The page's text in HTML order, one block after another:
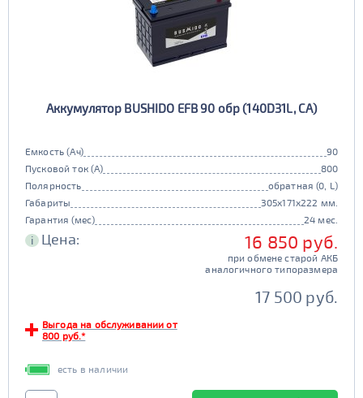
Аккумулятор BUSHIDO EFB 90 обр (140D31L, CA)
Емкость (Ач)
90
Пусковой ток (А)
800
Полярность
обратная (0, L)
Габариты
305x171x222 мм.
Гарантия (мес)
24 мес.
i Цена: 16 850 руб.
при обмене старой АКБ
аналогичного типоразмера
17 500 руб.
Выгода на обслуживании от
800 руб.*
есть в наличии